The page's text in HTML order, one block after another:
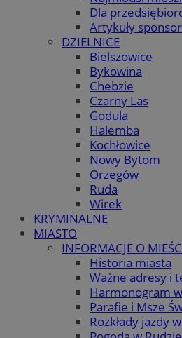
Dla
Artykuły
DZIELNICE
Bielszowice
Bykowina
Chebzie
Czarny Las
Godula
Halemba
Kochłowice
Nowy Bytom
Orzegów
Ruda
Wirek
KRYMINALNE
MIASTO
INFORMACJE O
Historia miasta
Ważne adresy i
Harmonogram
Parafie i Msze
Rozkłady jazdy